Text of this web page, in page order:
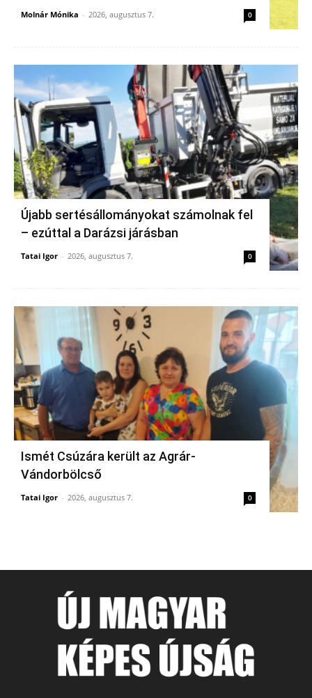
Molnár Mónika - 2026, augusztus 7. 0
Újabb sertésállományokat számolnak fel
– ezúttal a Darázsi járásban
Tatai Igor - 2026, augusztus 7. 0
Ismét Csúzára került az Agrár-
Vándorbölcső
Tatai Igor - 2026, augusztus 7. 0